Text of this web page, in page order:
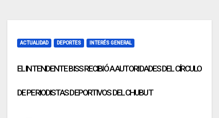
ACTUALIDAD DEPORTES INTERÉS GENERAL
EL INTENDENTE BISS RECIBIÓ A AUTORIDADES DEL CÍRCULO
DE PERIODISTAS DEPORTIVOS DEL CHUBUT